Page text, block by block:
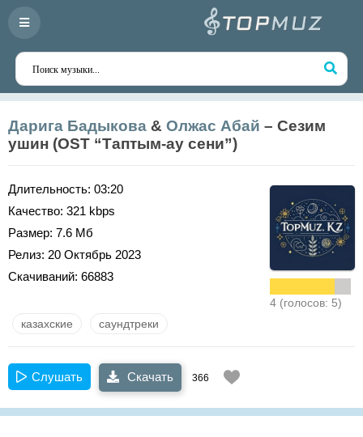
Дарига Бадыкова & Олжас Абай – Сезим
ушин (OST “Таптым-ау сени”)
Длительность: 03:20
Качество: 321 kbps
Размер: 7.6 Мб
Релиз: 20 Октябрь 2023
Скачиваний: 66883
4 (голосов: 5)
казахские саундтреки
Слушать Скачать 366